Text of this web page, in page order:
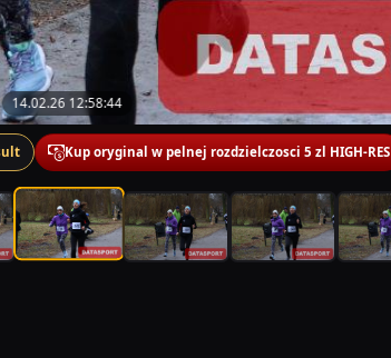
14.02.26 12:58:44
Kup oryginal w pelnej rozdzielczosci 5 zl HIGH-RES